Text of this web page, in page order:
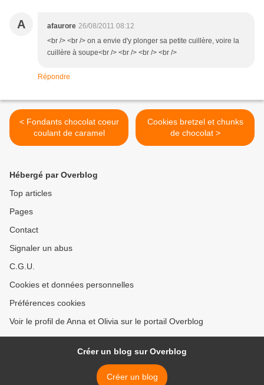
A afaurore 26/08/2011 08:12
<br /> <br /> on a envie d'y plonger sa petite cuillère, voire la
cuillère à soupe<br /> <br /> <br /> <br />
Répondre
< Fondants chocolat coeur
coulant de caramel
Cookies bretzel et chunks
de chocolat >
Hébergé par Overblog
Top articles
Pages
Contact
Signaler un abus
C.G.U.
Cookies et données personnelles
Préférences cookies
Voir le profil de Anna et Olivia sur le portail Overblog
Créer un blog sur Overblog
Créer un blog